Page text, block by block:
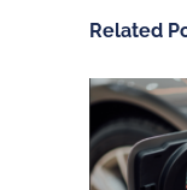
Related